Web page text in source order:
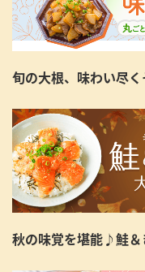
旬の大根、味わい尽
秋の味覚を堪能♪鮭＆